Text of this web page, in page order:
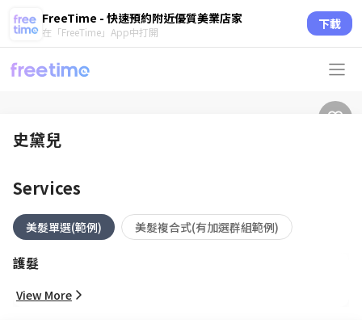
FreeTime - 快速預約附近優質美業店家
在「FreeTime」App中打開 下載
史黛兒
Services
美髮單選(範例) 美髮複合式(有加選群組範例)
護髮
View More